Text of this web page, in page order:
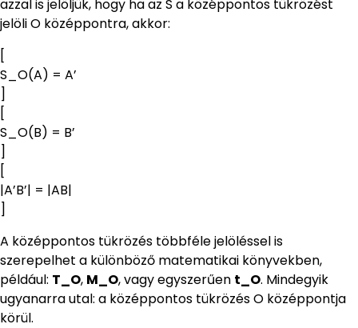
azzal is jelöljük, hogy ha az S a középpontos tükrözést
jelöli O középpontra, akkor:
[
S_O(A) = A’
]
[
S_O(B) = B’
]
[
|A’B’| = |AB|
]
A középpontos tükrözés többféle jelöléssel is
szerepelhet a különböző matematikai könyvekben,
például: T_O, M_O, vagy egyszerűen t_O. Mindegyik
ugyanarra utal: a középpontos tükrözés O középpontja
körül.